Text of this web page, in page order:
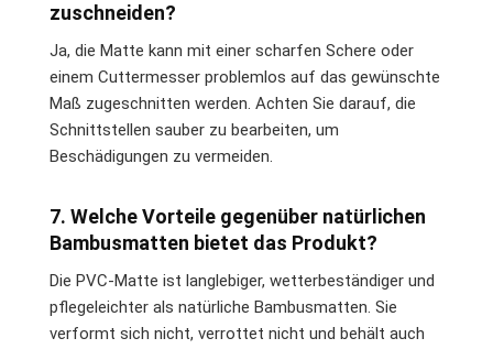
zuschneiden?
Ja, die Matte kann mit einer scharfen Schere oder
einem Cuttermesser problemlos auf das gewünschte
Maß zugeschnitten werden. Achten Sie darauf, die
Schnittstellen sauber zu bearbeiten, um
Beschädigungen zu vermeiden.
7. Welche Vorteile gegenüber natürlichen
Bambusmatten bietet das Produkt?
Die PVC-Matte ist langlebiger, wetterbeständiger und
pflegeleichter als natürliche Bambusmatten. Sie
verformt sich nicht, verrottet nicht und behält auch